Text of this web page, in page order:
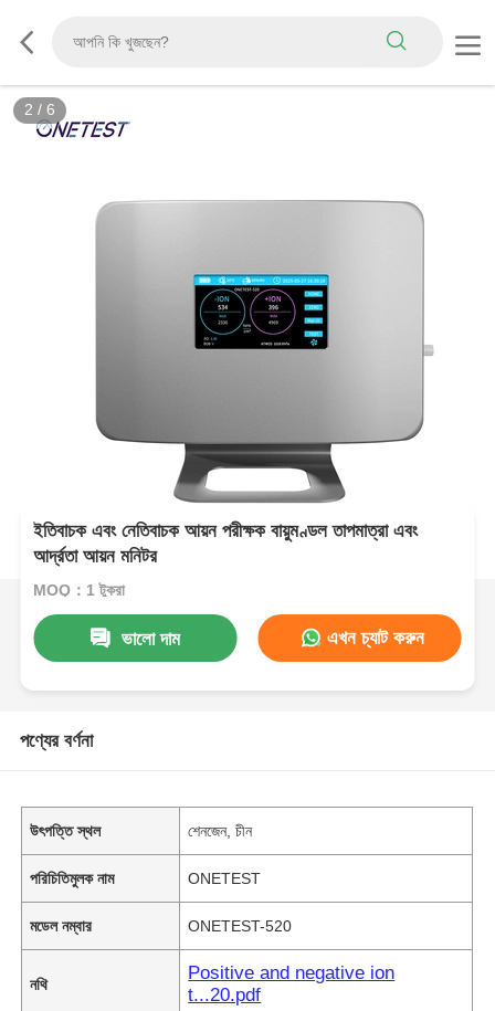
3 / 6
ইতিবাচক এবং নেতিবাচক আয়ন পরীক্ষক বায়ুমণ্ডল তাপমাত্রা এবং
আর্দ্রতা আয়ন মনিটর
MOQ：1 টুকরা
ভালো দাম এখন চ্যাট করুন
পণ্যের বর্ণনা
উৎপত্তি স্থল শেনজেন, চীন
পরিচিতিমুলক নাম ONETEST
মডেল নম্বার ONETEST-520
নথি
Positive and negative ion
t...20.pdf